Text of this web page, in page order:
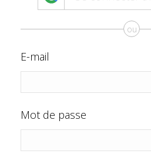
ou
E-mail
Mot de passe